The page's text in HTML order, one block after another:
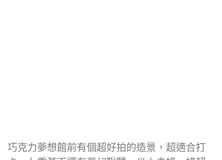
巧克力夢想館前有個超好拍的造景，超適合打